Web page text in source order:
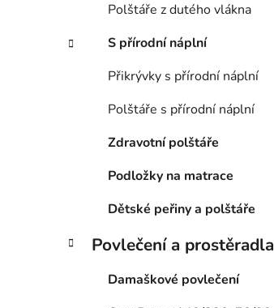
Polštáře z dutého vlákna
S přírodní náplní
Přikrývky s přírodní náplní
Polštáře s přírodní náplní
Zdravotní polštáře
Podložky na matrace
Dětské peřiny a polštáře
Povlečení a prostěradla
Damaškové povlečení